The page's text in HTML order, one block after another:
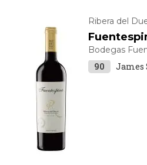
Ribera del
Bodegas
90 James